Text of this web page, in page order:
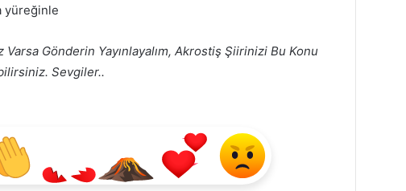
yüreğinle
Gönderin Yayınlayalım, Akrostiş Şiirinizi Bu Konu
Sevgiler..